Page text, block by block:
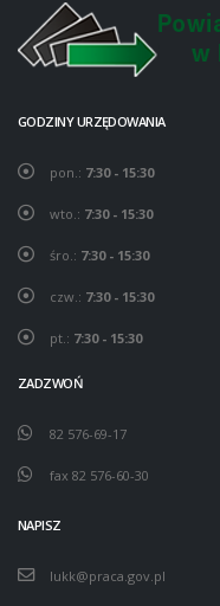
GODZINY URZĘDOWANIA
pon.: 7:30 - 15:30
wto.: 7:30 - 15:30
śro.: 7:30 - 15:30
czw.: 7:30 - 15:30
pt.: 7:30 - 15:30
ZADZWOŃ
82 576-69-17
fax 82 576-60-30
NAPISZ
lukk@praca.gov.pl